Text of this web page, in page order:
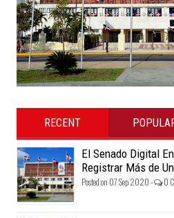
RECENT
El Senado Digital
Registrar Más de
Posted on 07 Sep 2020 - 0